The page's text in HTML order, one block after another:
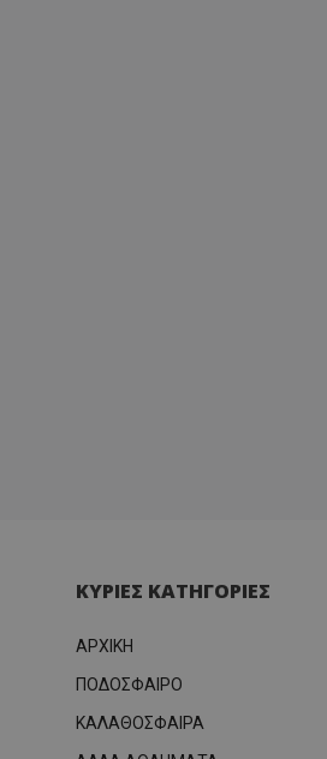
ΚΥΡΙΕΣ ΚΑΤΗΓΟΡΙΕΣ
ΑΡΧΙΚΗ
ΠΟΔΟΣΦΑΙΡΟ
ΚΑΛΑΘΟΣΦΑΙΡΑ